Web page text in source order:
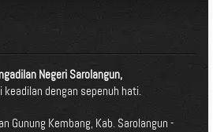
Negeri Sarolangun,
keadilan dengan sepenuh hati.
Gunung Kembang, Kab. Sarolangun -